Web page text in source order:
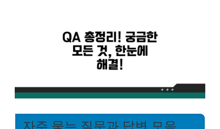
자주 묻는 질문과 답변 모음